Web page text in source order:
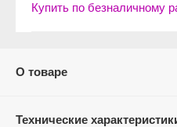
Купить по безналичному
О товаре
Технические